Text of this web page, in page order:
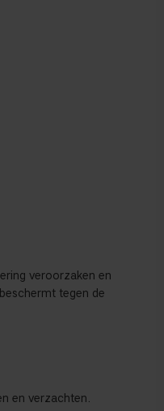
veroorzaken en
tegen de
en verzachten.